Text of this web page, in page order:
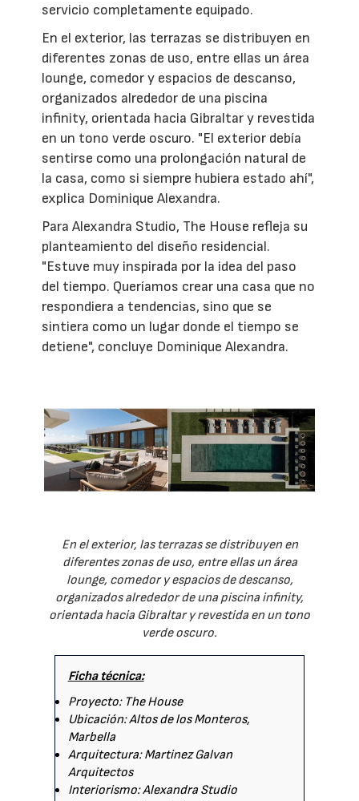
servicio completamente equipado.
En el exterior, las terrazas se distribuyen en
diferentes zonas de uso, entre ellas un área
lounge, comedor y espacios de descanso,
organizados alrededor de una piscina
infinity, orientada hacia Gibraltar y revestida
en un tono verde oscuro. "El exterior debía
sentirse como una prolongación natural de
la casa, como si siempre hubiera estado ahí",
explica Dominique Alexandra.
Para Alexandra Studio, The House refleja su
planteamiento del diseño residencial.
"Estuve muy inspirada por la idea del paso
del tiempo. Queríamos crear una casa que no
respondiera a tendencias, sino que se
sintiera como un lugar donde el tiempo se
detiene", concluye Dominique Alexandra.
En el exterior, las terrazas se distribuyen en
diferentes zonas de uso, entre ellas un área
lounge, comedor y espacios de descanso,
organizados alrededor de una piscina infinity,
orientada hacia Gibraltar y revestida en un tono
verde oscuro.
Ficha técnica:
Proyecto: The House
Ubicación: Altos de los Monteros,
Marbella
Arquitectura: Martinez Galvan
Arquitectos
Interiorismo: Alexandra Studio